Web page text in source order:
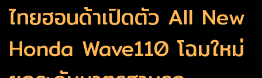
ไทยฮอนด้าเปิดตัว All New
Honda Wave110 โฉมใหม่